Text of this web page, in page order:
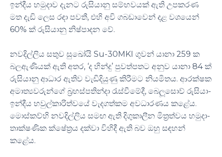
ඉන්දීය හමුදාව දැනට රුසියානු සම්භවයක් ඇති උපකරණ
මත දැඩි ලෙස රඳා පවතී, එහි අවි ගබඩාවෙන් දළ වශයෙන්
60% ක් රුසියානු නිෂ්පාදන වේ.
නවදිල්ලිය සතුව සුඛෝයි Su-30MKI ගුවන් යානා 259 ක
බලඇණියක් ඇති අතර, ‘ද හින්දු’ පුවත්පතට අනුව යානා 84 ක්
රුසියානු ආධාර ඇතිව වැඩිදියුණු කිරීමට නියමිතය. ආරක්ෂක
අමාත්‍යවරුන්ගේ බ්‍රහස්පතින්දා රැස්වීමේදී, බෙලූසොව් රුසියා-
ඉන්දීය හවුල්කාරිත්වයේ වැදගත්කම අවධාරණය කළේය.
මොස්කව්හි නවදිල්ලිය සමඟ ඇති දිගුකාලීන මිත්‍රත්වය හමුදා-
තාක්ෂණික ක්ෂේත්‍රය දක්වා විහිදී ඇති බව ඔහු සඳහන්
කළේය.